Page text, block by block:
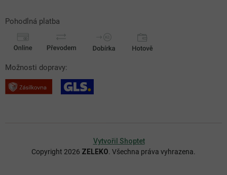
Pohodlná platba
Možnosti dopravy:
Vytvořil Shoptet
Copyright 2026 ZELEKO. Všechna práva vyhrazena.